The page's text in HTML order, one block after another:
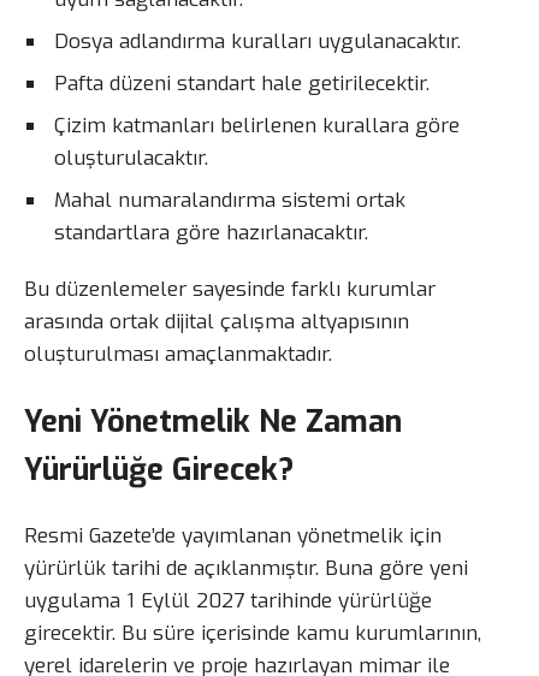
Dosya adlandırma kuralları uygulanacaktır.
Pafta düzeni standart hale getirilecektir.
Çizim katmanları belirlenen kurallara göre
oluşturulacaktır.
Mahal numaralandırma sistemi ortak
standartlara göre hazırlanacaktır.
Bu düzenlemeler sayesinde farklı kurumlar
arasında ortak dijital çalışma altyapısının
oluşturulması amaçlanmaktadır.
Yeni Yönetmelik Ne Zaman
Yürürlüğe Girecek?
Resmi Gazete’de yayımlanan yönetmelik için
yürürlük tarihi de açıklanmıştır. Buna göre yeni
uygulama 1 Eylül 2027 tarihinde yürürlüğe
girecektir. Bu süre içerisinde kamu kurumlarının,
yerel idarelerin ve proje hazırlayan mimar ile